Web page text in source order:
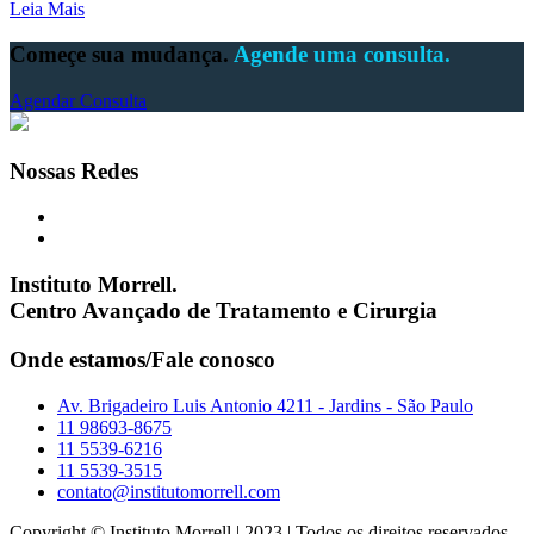
Leia Mais
Começe sua mudança. Agende uma consulta.
Agendar Consulta
Nossas Redes
Instituto Morrell.
Centro Avançado de Tratamento e Cirurgia
Onde estamos/Fale conosco
Av. Brigadeiro Luis Antonio 4211 - Jardins - São Paulo
11 98693-8675
11 5539-6216
11 5539-3515
contato@institutomorrell.com